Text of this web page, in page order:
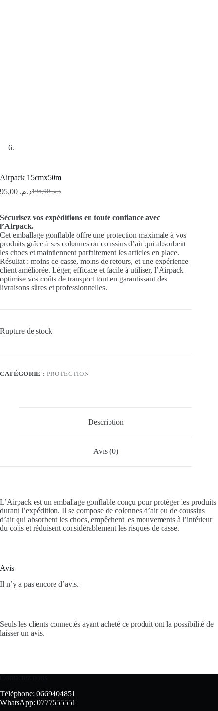
Airpack 15cmx50m
د.م.105,00
Le
était :
د.م. 105,00.
د.م.Le
est :
Sécurisez vos expéditions en toute confiance avec
l’Airpack.
Cet emballage gonflable offre une protection maximale à vos
produits grâce à ses colonnes ou coussins d’air qui absorbent
les chocs et maintiennent parfaitement les articles en place.
Résultat : moins de casse, moins de retours, et une expérience
client améliorée. Léger, efficace et facile à utiliser, l’Airpack
optimise vos coûts de transport tout en garantissant des
livraisons sûres et professionnelles.
Rupture de stock
CATÉGORIE : PROTECTION
Description
Avis (0)
L’Airpack est un emballage gonflable conçu pour protéger les produits
durant l’expédition. Il se compose de colonnes d’air ou de coussins
d’air qui absorbent les chocs, empêchent les mouvements à l’intérieur
du colis et réduisent considérablement les risques de casse.
Avis
Il n’y a pas encore d’avis.
Seuls les clients connectés ayant acheté ce produit ont la possibilité de
laisser un avis.
Téléphone: 0669404851
WhatsApp: 0777555551